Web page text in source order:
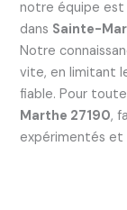
notre équipe
dans Sainte-
Notre
vite, en limitant
fiable. Pour
Marthe 27190,
expérimentés et